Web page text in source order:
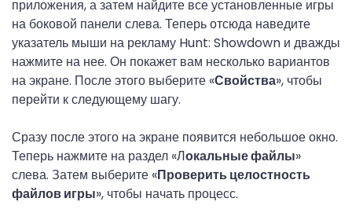
приложения, а затем найдите все установленные игры
на боковой панели слева. Теперь отсюда наведите
указатель мыши на рекламу Hunt: Showdown и дважды
нажмите на нее. Он покажет вам несколько вариантов
на экране. После этого выберите «Свойства», чтобы
перейти к следующему шагу.
Сразу после этого на экране появится небольшое окно.
Теперь нажмите на раздел «Локальные файлы»
слева. Затем выберите «Проверить целостность
файлов игры», чтобы начать процесс.